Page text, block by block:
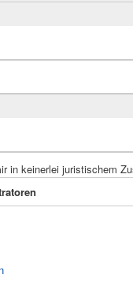
in keinerlei juristischem